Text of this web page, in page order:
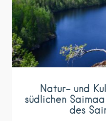
Natur- und
südlichen
des